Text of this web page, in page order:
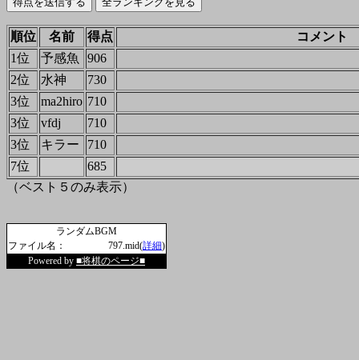
順位 名前 得点
コメント
1位
予感魚
906
2位
水神
730
3位
ma2hiro 710
3位
vfdj
710
3位
キラー
710
7位
685
（ベスト５のみ表示）
ランダムBGM
ファイル名：
797.mid(詳細)
Powered by ■将棋のページ■